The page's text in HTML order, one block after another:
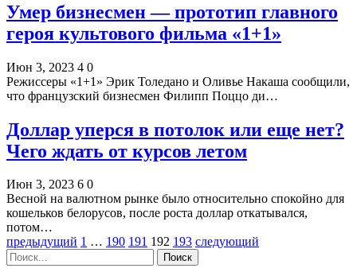
Умер бизнесмен — прототип главного
героя культового фильма «1+1»
Июн 3, 2023 4 0
Режиссеры «1+1» Эрик Толедано и Оливье Накаша сообщили,
что французский бизнесмен Филипп Поццо ди…
Доллар уперся в потолок или еще нет?
Чего ждать от курсов летом
Июн 3, 2023 6 0
Весной на валютном рынке было относительно спокойно для
кошельков белорусов, после роста доллар откатывался,
потом…
предыдущий 1 … 190 191 192 193 следующий